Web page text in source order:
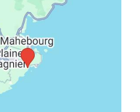
• ihrisko • detské menu • detský
za poplatok • animácie pre deti